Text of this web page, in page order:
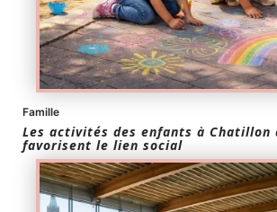
Famille
Les activités des enfants à Chatillon
favorisent le lien social